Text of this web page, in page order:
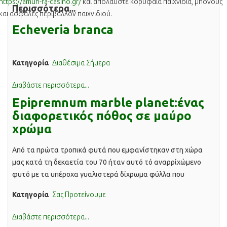
Περισσότερα...
Echeveria branca
Κατηγορία Διαθέσιμα Σήμερα
Διαβάστε περισσότερα...
Epipremnum marble planet:ένας
διαφορετικός πόθος σε μαύρο
χρώμα
Από τα πρώτα τροπικά φυτά που εμφανίστηκαν στη χώρα
μας κατά τη δεκαετία του 70 ήταν αυτό τό αναρρίχώμενο
φυτό με τα υπέροχα γυαλιστερά δίχρωμα φύλλα που
φυτό εσωτερικού χώρου με γρήγορη ανάπτυξη και μεγάλη
ποικιλίες που υπάρχουν ακόμα και σήμερα είναι πραγματικά
Κατηγορία Σας Προτείνουμε
Διαβάστε περισσότερα...
amun-ra-casino.gr/ και απολαύστε κορυφαία παιχνίδια, μπόνους
ασφαλές περιβάλλον παιχνιδιού.